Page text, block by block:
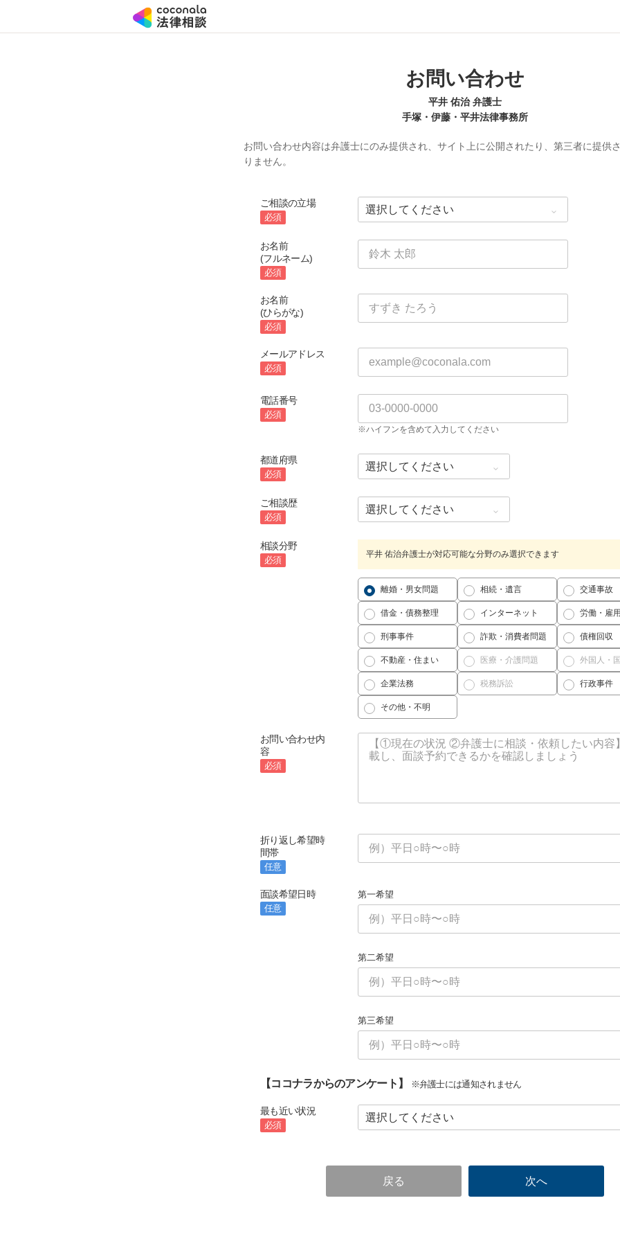
お問い合わせ
平井 佑治 弁護士
手塚・伊藤・平井法律事務所
お問い合わせ内容は弁護士にのみ提供され、サイト上に公開されたり、第三者に提供
りません。
ご相談の立場
必須
お名前
(フルネーム)
必須
お名前
(ひらがな)
必須
メールアドレス
必須
電話番号
必須
※ハイフンを含めて入力してください
都道府県
必須
ご相談歴
必須
相談分野
必須
平井 佑治弁護士が対応可能な分野のみ選択できます
離婚・男女問題 相続・遺言 交通事故
借金・債務整理 インターネット 労働・雇
刑事事件 詐欺・消費者問題 債権回収
不動産・住まい 医療・介護問題 外国人・
企業法務 税務訴訟 行政事件
その他・不明
お問い合わせ内
容
必須
折り返し希望時
間帯
任意
面談希望日時
任意
第一希望
第二希望
第三希望
【ココナラからのアンケート】 ※弁護士には通知されません
最も近い状況
必須